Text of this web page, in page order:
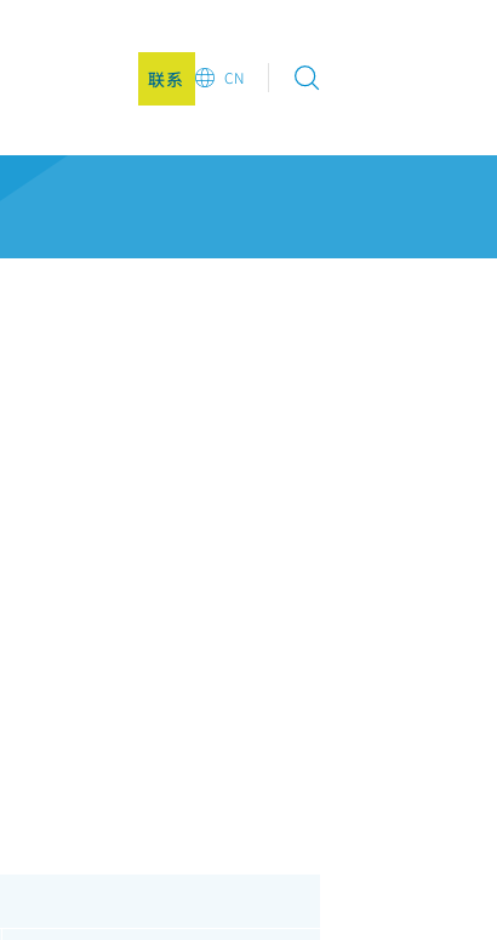
联系 CN
JA